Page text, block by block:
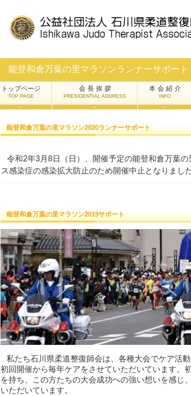
能登和倉万葉の里マラソンランナーサポート
能登和倉万葉の里マラソン2020ランナーサポート
令和2年3月8日（日）、開催予定の能登和倉万葉
ス感染症の感染拡大防止のため開催中止となりました
能登和倉万葉の里マラソン2019サポート
私たち石川県柔道整復師会は、各種大会でケア活
初回開催から毎年ケアをさせていただいています。
を持ち、この方たちの大会成功への強い想いを感じ
いただいています。
トップページ
TOP PAGE
会 長 挨 拶
PRESIDENTIAL ADDRESS
本 会 紹 介
INFO